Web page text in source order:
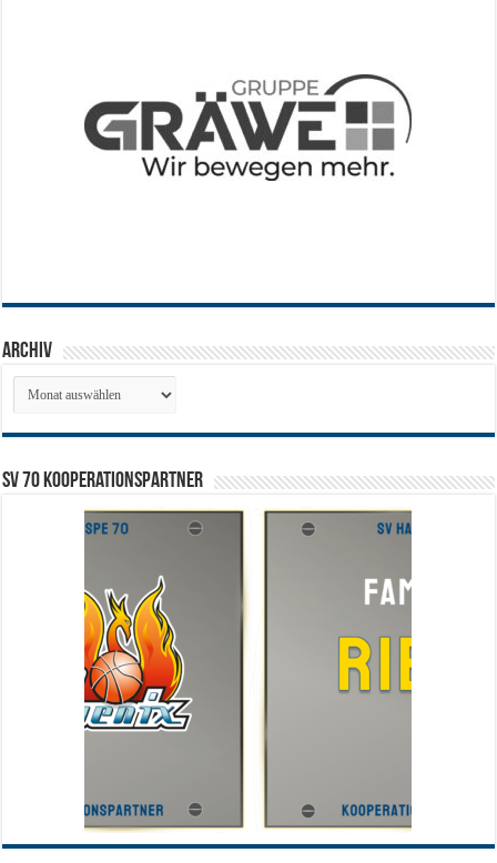
Archiv
Archiv
SV 70 Kooperationspartner